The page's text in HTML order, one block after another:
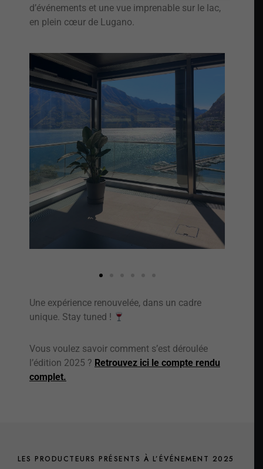
d’événements et une vue imprenable sur le lac,
en plein cœur de Lugano.
Une expérience renouvelée, dans un cadre
unique. Stay tuned !
Vous voulez savoir comment s’est déroulée
l’édition 2025 ? Retrouvez ici le compte rendu
complet.
LES PRODUCTEURS PRÉSENTS À L’ÉVÉNEMENT 2025